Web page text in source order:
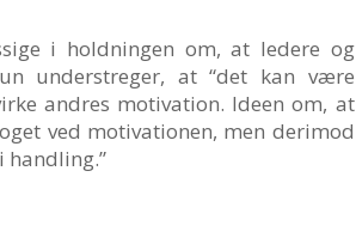
i holdningen om, at ledere og
understreger, at “det kan være
andres motivation. Ideen om, at
ved motivationen, men derimod